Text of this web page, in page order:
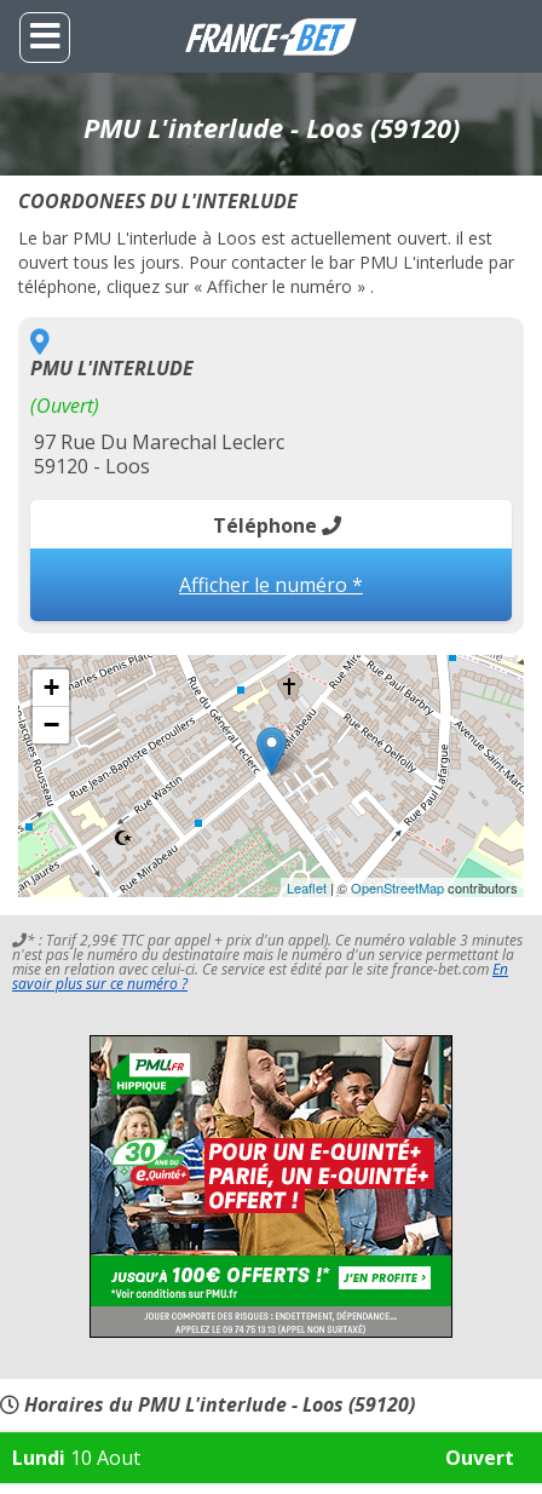
PMU L'interlude - Loos (59120)
COORDONEES DU L'INTERLUDE
Le bar PMU L'interlude à Loos est actuellement ouvert. il est
ouvert tous les jours. Pour contacter le bar PMU L'interlude par
téléphone, cliquez sur « Afficher le numéro » .
PMU L'INTERLUDE
(Ouvert)
97 Rue Du Marechal Leclerc
59120 - Loos
Téléphone
Afficher le numéro *
+
−
Leaflet | ©OpenStreetMapcontributors
* : Tarif 2,99€ TTC par appel + prix d'un appel). Ce numéro valable 3 minutes
n'est pas le numéro du destinataire mais le numéro d'un service permettant la
mise en relation avec celui-ci. Ce service est édité par le site france-bet.comEn
savoir plus sur ce numéro ?
Horaires du PMU L'interlude - Loos (59120)
Lundi 10 Aout Ouvert